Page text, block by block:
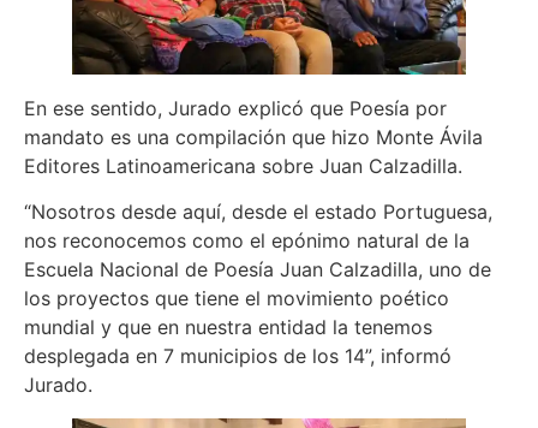
En ese sentido, Jurado explicó que Poesía por
mandato es una compilación que hizo Monte Ávila
Editores Latinoamericana sobre Juan Calzadilla.
“Nosotros desde aquí, desde el estado Portuguesa,
nos reconocemos como el epónimo natural de la
Escuela Nacional de Poesía Juan Calzadilla, uno de
los proyectos que tiene el movimiento poético
mundial y que en nuestra entidad la tenemos
desplegada en 7 municipios de los 14”, informó
Jurado.